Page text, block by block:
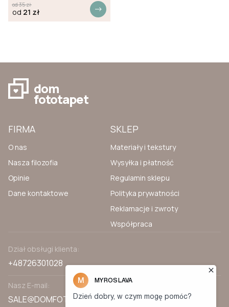
od35zł
od 21 zł
dom
fototapet
FIRMA
O nas
Nasza filozofia
Opinie
Dane kontaktowe
SKLEP
Materiały i tekstury
Wysyłka i płatność
Regulamin sklepu
Polityka prywatności
Reklamacje i zwroty
Współpraca
Dział obsługi klienta:
+48726301028
Nasz E-mail:
SALE@DOMFOTOTAPET.PL